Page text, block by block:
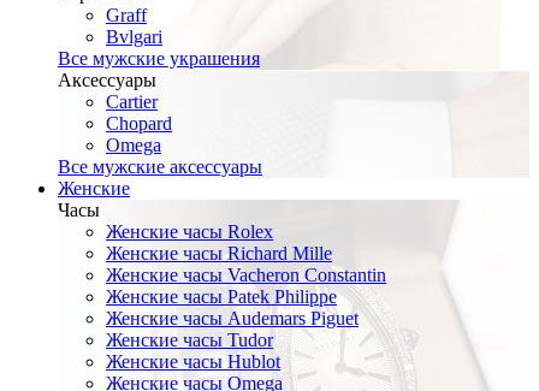
Graff
Bvlgari
Все мужские украшения
Аксессуары
Cartier
Chopard
Omega
Все мужские аксессуары
Женские
Часы
Женские часы Rolex
Женские часы Richard Mille
Женские часы Vacheron Constantin
Женские часы Patek Philippe
Женские часы Audemars Piguet
Женские часы Tudor
Женские часы Hublot
Женские часы Omega